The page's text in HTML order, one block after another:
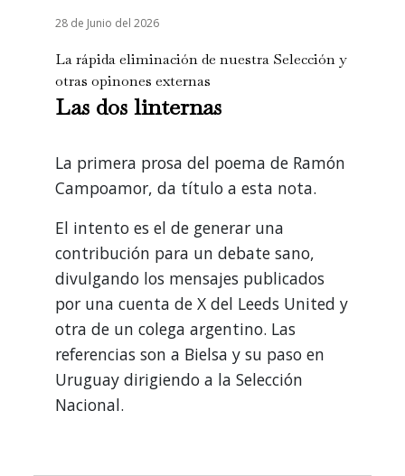
28 de Junio del 2026
La rápida eliminación de nuestra Selección y
otras opinones externas
Las dos linternas
La primera prosa del poema de Ramón
Campoamor, da título a esta nota.
El intento es el de generar una
contribución para un debate sano,
divulgando los mensajes publicados
por una cuenta de X del Leeds United y
otra de un colega argentino. Las
referencias son a Bielsa y su paso en
Uruguay dirigiendo a la Selección
Nacional.